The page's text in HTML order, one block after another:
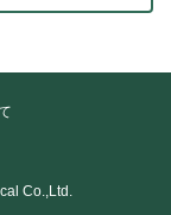
Co.,Ltd.